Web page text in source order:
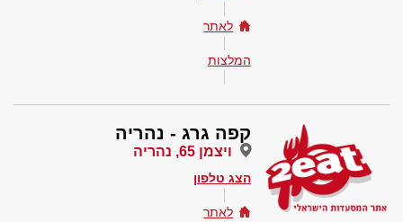
לאתר
המלצות
קפה גרג - נהריה
ויצמן 65, נהריה
הצג טלפון
לאתר